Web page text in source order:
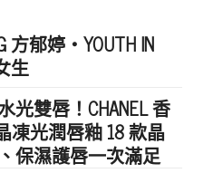
方郁婷・YOUTH IN
生
光雙唇！CHANEL 香
凍光潤唇釉 18 款晶
保濕護唇一次滿足